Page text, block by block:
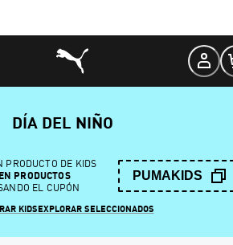
DÍA DEL NIÑO
PRODUCTO DE KIDS
PRODUCTOS
EL CUPÓN
PUMAKIDS
KIDSEXPLORAR SELECCIONADOS